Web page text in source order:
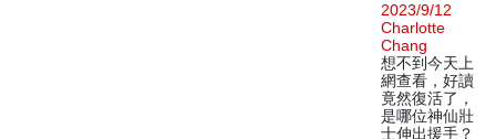
2023/9/12
Charlotte
Chang
想不到今天上
網查看，好讀
竟然復活了，
是哪位神仙壯
士伸出援手？